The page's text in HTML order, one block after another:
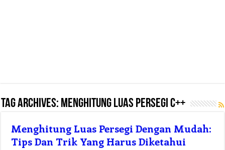
Tag Archives: menghitung luas persegi c++
Menghitung Luas Persegi Dengan Mudah:
Tips Dan Trik Yang Harus Diketahui